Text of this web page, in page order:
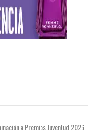
a Premios Juventud 2026